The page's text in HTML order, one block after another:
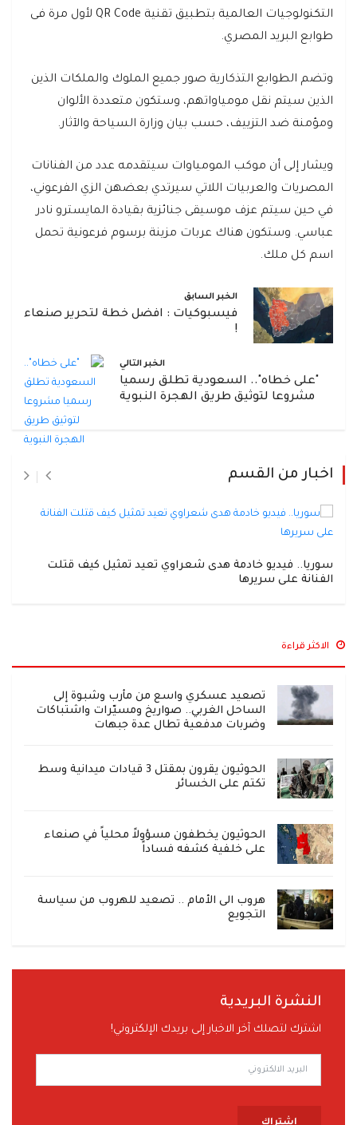
التكنولوجيات العالمية بتطبيق تقنية QR Code لأول مرة فى
طوابع البريد المصري.
وتضم الطوابع التذكارية صور جميع الملوك والملكات الذين
الذين سيتم نقل مومياواتهم، وستكون متعددة الألوان
ومؤمنة ضد التزييف، حسب بيان وزارة السياحة والآثار.
ويشار إلى أن موكب المومياوات سيتقدمه عدد من الفنانات
المصريات والعربيات اللاتي سيرتدي بعضهن الزي الفرعوني،
في حين سيتم عزف موسيقى جنائزية بقيادة المايسترو نادر
عباسي. وستكون هناك عربات مزينة برسوم فرعونية تحمل
اسم كل ملك.
الخبر السابق
فيسبوكيات : افضل خطة لتحرير صنعاء
!
الخبر التالي
"على خطاه".. السعودية تطلق رسميا
مشروعا لتوثيق طريق الهجرة النبوية
اخبار من القسم
سوريا.. فيديو خادمة هدى شعراوي تعيد تمثيل كيف قتلت
الفنانة على سريرها
الاكثر قراءة
تصعيد عسكري واسع من مأرب وشبوة إلى
الساحل الغربي.. صواريخ ومسيّرات واشتباكات
وضربات مدفعية تطال عدة جبهات
الحوثيون يقرون بمقتل 3 قيادات ميدانية وسط
تكتم على الخسائر
الحوثيون يخطفون مسؤولاً محلياً في صنعاء
على خلفية كشفه فساداً
هروب الى الأمام .. تصعيد للهروب من سياسة
التجويع
النشرة البريدية
اشترك لتصلك آخر الاخبار إلى بريدك الإلكتروني!